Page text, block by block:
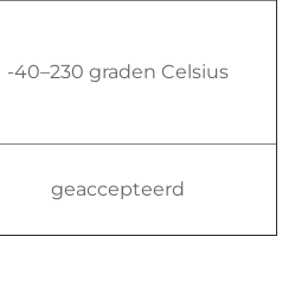
-40–230 graden Celsius
geaccepteerd